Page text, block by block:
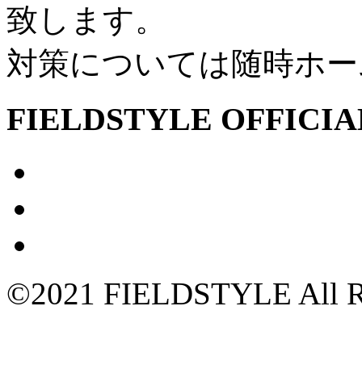
致します。
対策については随時ホ
FIELDSTYLE
©2021 FIELDSTYLE All